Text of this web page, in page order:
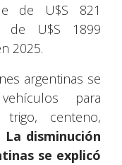
de U$S 821
de U$S 1899
2025.
argentinas se
para
trigo, centeno,
La disminución
se explicó